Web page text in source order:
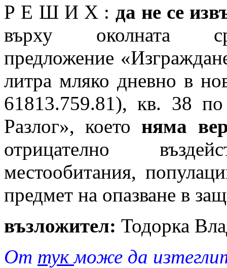
Р Е Ш И Х : да не се
върху околната
предложение
литра мляко дневно в
61813.759.81), кв. 38
Разлог», което няма
отрицателно
местообитания,
предмет на опазване в
възложител: Тодорка
От тукможе да